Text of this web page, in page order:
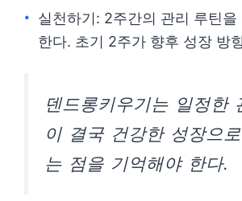
실천하기: 2주간의 관리 루틴을
한다. 초기 2주가 향후 성장 방
덴드롱키우기는 일정한
이 결국 건강한 성장으
는 점을 기억해야 한다.